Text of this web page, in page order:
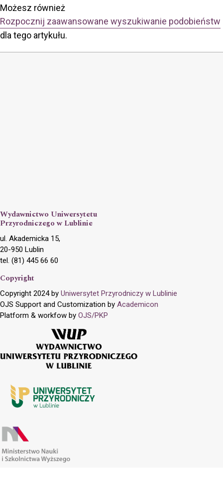
Możesz również
Rozpocznij zaawansowane wyszukiwanie podobieństw
dla tego artykułu.
Wydawnictwo Uniwersytetu
Przyrodniczego w Lublinie
ul. Akademicka 15,
20-950 Lublin
tel. (81) 445 66 60
Copyright
Copyright 2024 by Uniwersytet Przyrodniczy w Lublinie
OJS Support and Customization by Academicon
Platform & workfow by OJS/PKP